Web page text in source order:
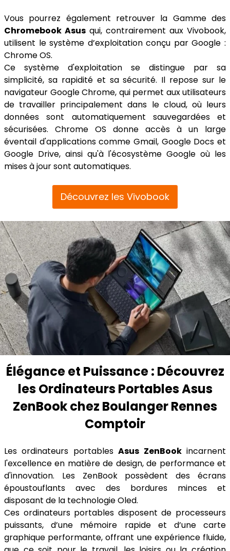
Vous pourrez également retrouver la Gamme des
Chromebook Asus qui, contrairement aux Vivobook,
utilisent le système d’exploitation conçu par Google :
Chrome OS.
Ce système d'exploitation se distingue par sa
simplicité, sa rapidité et sa sécurité. Il repose sur le
navigateur Google Chrome, qui permet aux utilisateurs
de travailler principalement dans le cloud, où leurs
données sont automatiquement sauvegardées et
sécurisées. Chrome OS donne accès à un large
éventail d'applications comme Gmail, Google Docs et
Google Drive, ainsi qu'à l'écosystème Google où les
mises à jour sont automatiques.
Découvrez les Vivobook
Élégance et Puissance : Découvrez
les Ordinateurs Portables Asus
ZenBook chez Boulanger Rennes
Comptoir
Les ordinateurs portablesAsus ZenBookincarnent
l'excellence en matière de design, de performance et
d'innovation. Les ZenBook possèdent des écrans
époustouflants avec des bordures minces et
disposant de la technologie Oled.
Ces ordinateurs portables disposent de processeurs
puissants, d’une mémoire rapide et d’une carte
graphique performante, offrant une expérience fluide,